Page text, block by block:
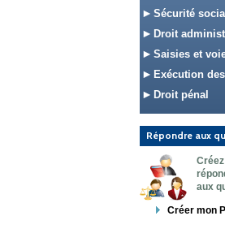
Sécurité
Droit
Saisies et
Exécution
Droit pénal
Répondre aux
aux
Créer mon